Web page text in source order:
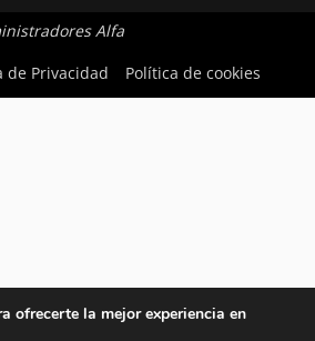
Alfa
de Privacidad Política de cookies
ofrecerte la mejor experiencia en